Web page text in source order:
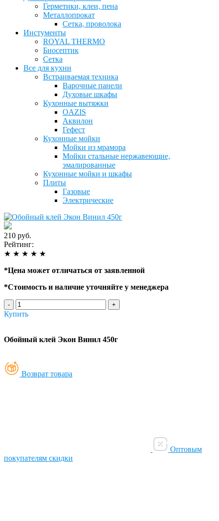
Герметики, клеи, пена
Металлопрокат
Сетка, проволока
Инстументы
ROYAL THERMO
Биосептик
Сетка
Все для кухни
Встраиваемая техника
Варочные панели
Духовые шкафы
Кухонные вытяжки
OAZIS
Аквилон
Гефест
Кухонные мойки
Мойки из мрамора
Мойки стальные нержавеющие,
эмалированные
Кухонные мойки и шкафы
Плиты
Газовые
Электрические
210 руб.
Рейтинг:
★ ★ ★ ★ ★
*Цена может отличаться от заявленной
*Стоимость и наличие уточняйте у менеджера
- +
Купить
Обойный клей Экон Винил 450г
Возврат товара
Оптовым
покупателям скидки